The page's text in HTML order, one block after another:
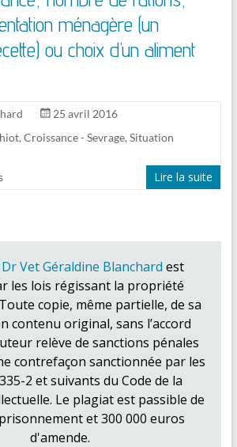
ménagère (un
ou choix d’un aliment
25 avril 2016
, Croissance - Sevrage, Situation
Lire la suite
Dr Vet Géraldine Blanchard est
les lois régissant la propriété
copie, même partielle, de sa
contenu original, sans l’accord
relève de sanctions pénales
contrefaçon sanctionnée par les
2 et suivants du Code de la
Le plagiat est passible de
et 300 000 euros
d'amende.